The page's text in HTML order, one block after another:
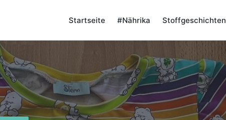
Startseite #Nährika Stoffgeschichten